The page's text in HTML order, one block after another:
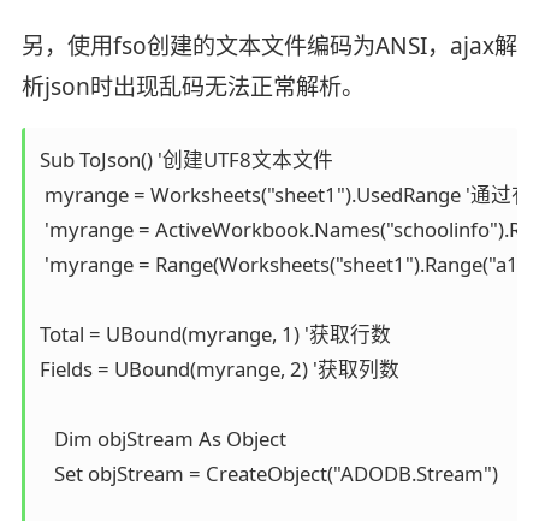
另，使用fso创建的文本文件编码为ANSI，ajax解
析json时出现乱码无法正常解析。
Sub ToJson() '创建UTF8文本文件
myrange = Worksheets("sheet1").UsedRange '通过
'myrange =
'myrange =
Total = UBound(myrange, 1) '获取行数
Fields = UBound(myrange, 2) '获取列数
   Dim objStream As Object
   Set objStream = CreateObject("ADODB.Stream")